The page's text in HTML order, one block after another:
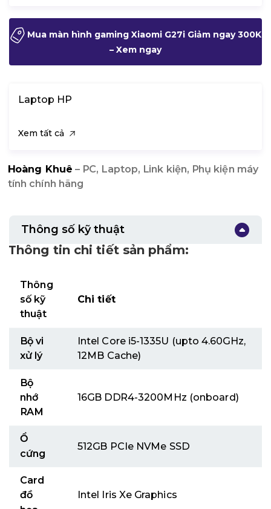
Mua màn hình gaming Xiaomi G27i Giảm ngay 300K
– Xem ngay
Laptop HP
Xem tất cả
Hoàng Khuê – PC, Laptop, Link kiện, Phụ kiện máy
tính chính hãng
Thông số kỹ thuật
Thông tin chi tiết sản phẩm:
Thông
số kỹ
thuật
Chi tiết
Bộ vi
xử lý
Intel Core i5-1335U (upto 4.60GHz,
12MB Cache)
Bộ
nhớ
RAM
16GB DDR4-3200MHz (onboard)
Ổ
cứng
512GB PCIe NVMe SSD
Card
đồ
Intel Iris Xe Graphics